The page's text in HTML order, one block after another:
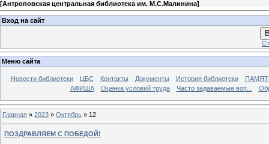
[Антроповская центральная библиотека им. М.С.Малинина]
Вход на сайт
Меню сайта
Новости библиотеки ЦБС Контакты Документы История библиотеки
АФИША
Оценка условий труда Часто задаваемые воп...
Главная » 2023 » Октябрь » 12
ПОЗДРАВЛЯЕМ С ПОБЕДОЙ!